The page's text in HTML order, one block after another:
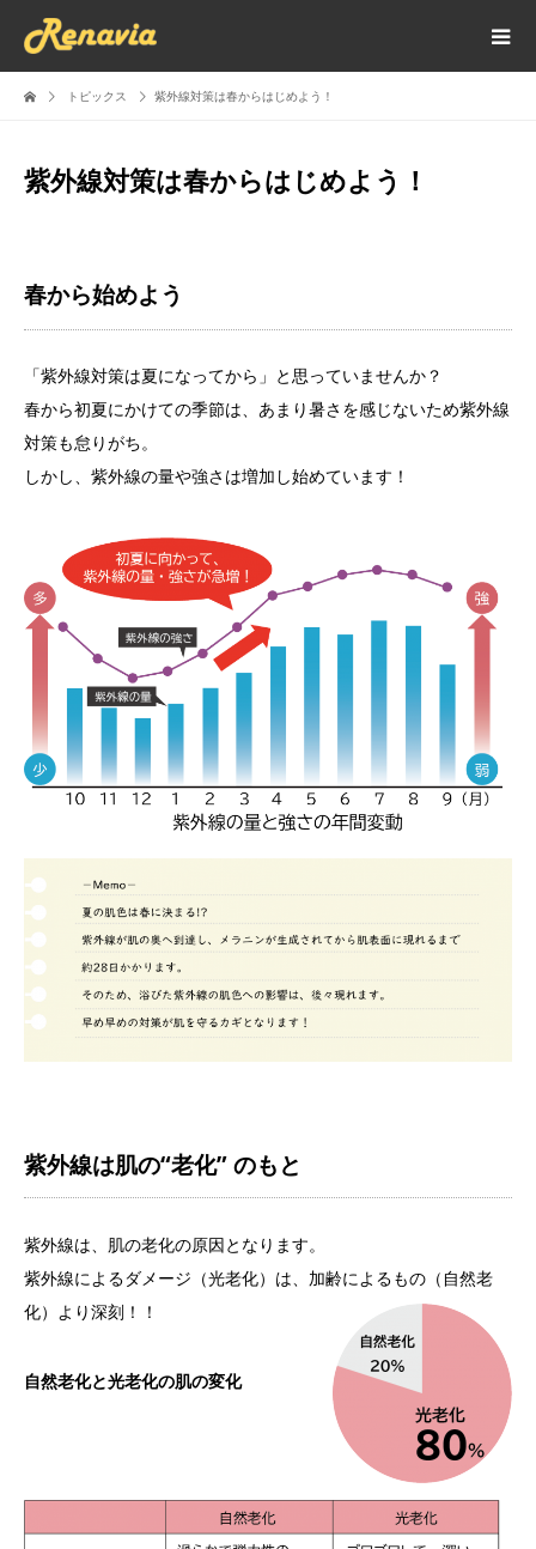
トピックス 紫外線対策は春からはじめよう！
紫外線対策は春からはじめよう！
春から始めよう
「紫外線対策は夏になってから」と思っていませんか？
春から初夏にかけての季節は、あまり暑さを感じないため紫外線
対策も怠りがち。
しかし、紫外線の量や強さは増加し始めています！
紫外線は肌の“老化” のもと
紫外線は、肌の老化の原因となります。
紫外線によるダメージ（光老化）は、加齢によるもの（自然老
化）より深刻！！
自然老化と光老化の肌の変化